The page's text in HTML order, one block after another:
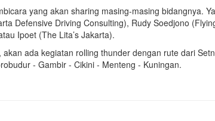
yang akan sharing masing-masing bidangnya.
Defensive Driving Consulting), Rudy Soedjono
Ipoet (The Lita’s Jakarta).
ada kegiatan rolling thunder dengan rute dari
- Gambir - Cikini - Menteng - Kuningan.